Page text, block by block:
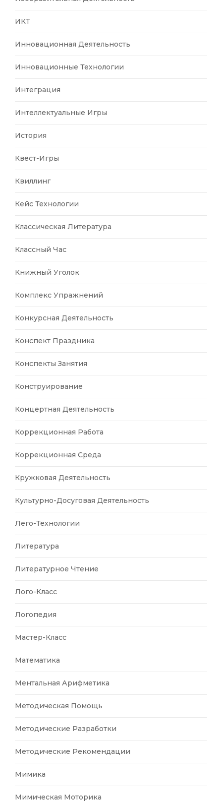
ИКТ
Инновационная Деятельность
Инновационные Технологии
Интеграция
Интеллектуальные Игры
История
Квест-Игры
Квиллинг
Кейс Технологии
Классическая Литература
Классный Час
Книжный Уголок
Комплекс Упражнений
Конкурсная Деятельность
Конспект Праздника
Конспекты Занятия
Конструирование
Концертная Деятельность
Коррекционная Работа
Коррекционная Среда
Кружковая Деятельность
Культурно-Досуговая Деятельность
Лего-Технологии
Литература
Литературное Чтение
Лого-Класс
Логопедия
Мастер-Класс
Математика
Ментальная Арифметика
Методическая Помощь
Методические Разработки
Методические Рекомендации
Мимика
Мимическая Моторика